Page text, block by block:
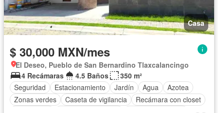
Casa
$ 30,000 MXN/mes
El Deseo, Pueblo de San Bernardino Tlaxcalancingo
4 Recámaras
4.5 Baños
350 m²
Seguridad
Estacionamiento Jardín Agua
Azotea
Zonas verdes
Caseta de vigilancia
Recámara con closet